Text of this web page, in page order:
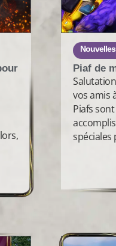
Nouvelles
Piaf de
vos amis
Piafs
spéciales